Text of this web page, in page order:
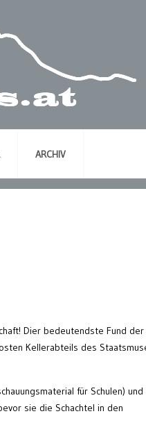
ARCHIV
Dier bedeutendste Fund der
Kellerabteils des
für Schulen) und
sie die Schachtel in den